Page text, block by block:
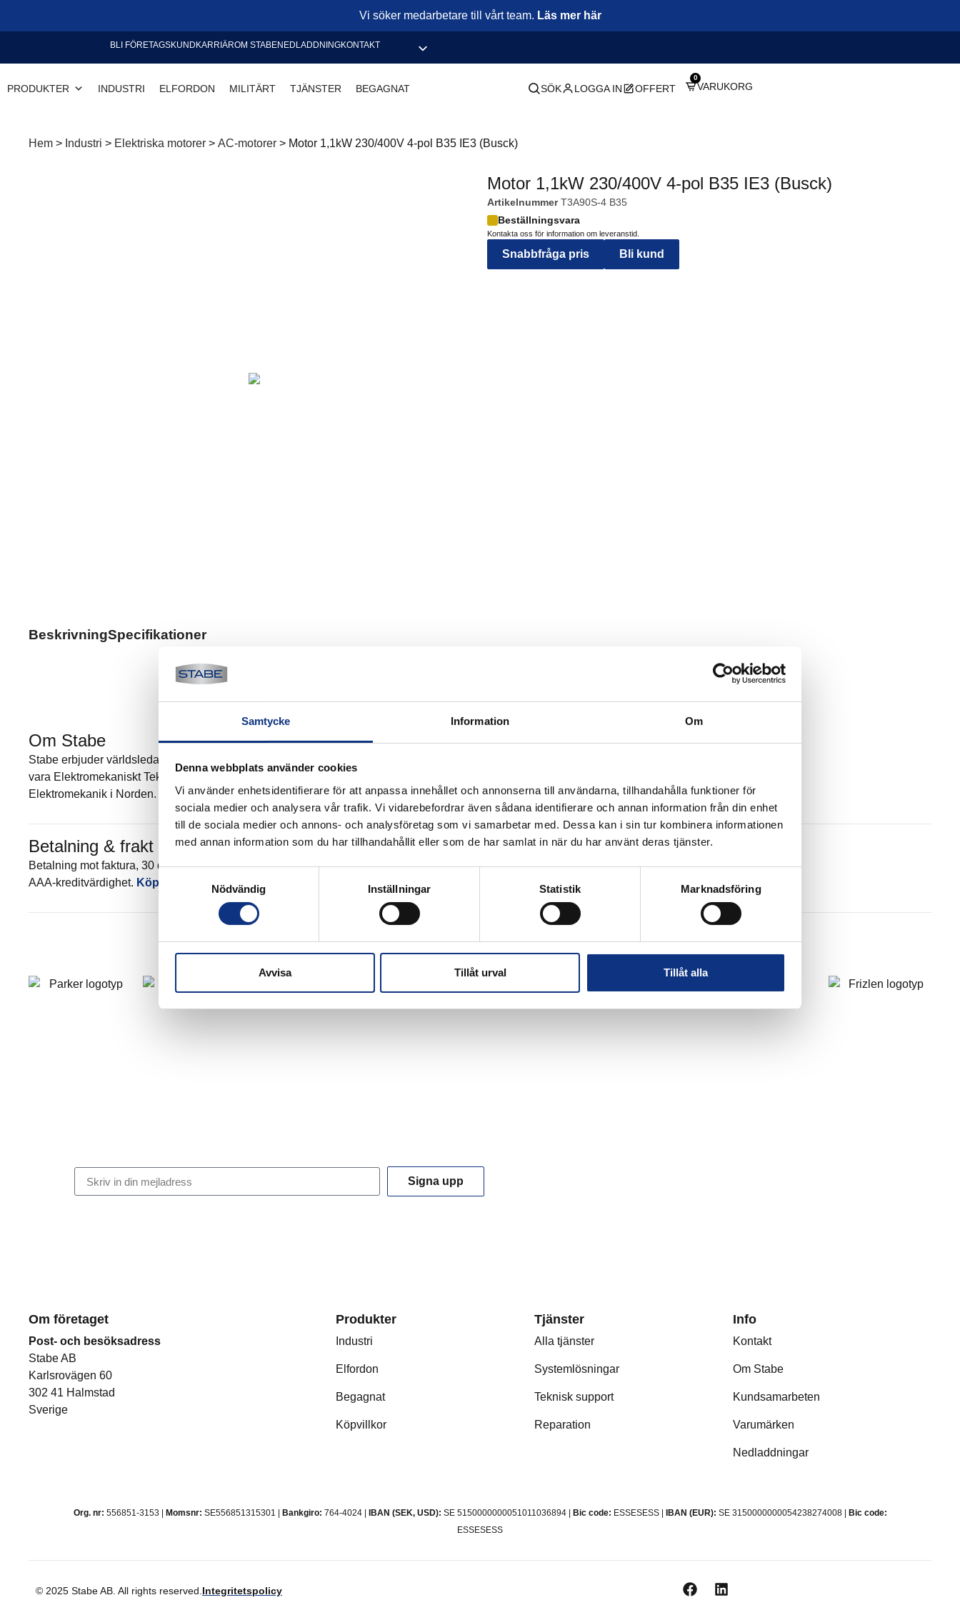
Samtycke Information Om
Denna webbplats använder cookies
Vi använder enhetsidentifierare för att anpassa innehållet och annonserna till användarna, tillhandahålla funktioner för
sociala medier och analysera vår trafik. Vi vidarebefordrar även sådana identifierare och annan information från din enhet
till de sociala medier och annons- och analysföretag som vi samarbetar med. Dessa kan i sin tur kombinera informationen
med annan information som du har tillhandahållit eller som de har samlat in när du har använt deras tjänster.
Nödvändig
Inställningar Statistik Marknadsföring
Avvisa Tillåt urval Tillåt alla
Vi söker medarbetare till vårt team. Läs mer här
BLI FÖRETAGSKUND KARRIÄROM STABENEDLADDNINGKONTAKT
PRODUKTER INDUSTRI ELFORDON MILITÄRT TJÄNSTER BEGAGNAT SÖK LOGGA IN OFFERT VARUKORG
0
Hem > Industri > Elektriska motorer > AC-motorer > Motor 1,1kW 230/400V 4-pol B35 IE3 (Busck)
Motor 1,1kW 230/400V 4-pol B35 IE3 (Busck)
ArtikelnummerT3A90S-4 B35
Beställningsvara
Kontakta oss för information om leveranstid.
Snabbfråga pris Bli kund
BeskrivningSpecifikationer
Om Stabe
Stabe erbjuder världsledande elektromekanik och pneumatik för industriautomation. Vi är stolta att
vara Elektromekaniskt Teknisk Center (EMTC) för Parker Hannifin och certifierad distributör för
Elektromekanik i Norden. Mer om Stabe
Betalning & frakt
Betalning mot faktura, 30 dagar. Fraktkostnad tillkommer. Alla priser visas i SEK. Stabe innehar
AAA-kreditvärdighet. Köpvillkor
Signa upp
Om företaget
Post- och besöksadress
Stabe AB
Karlsrovägen 60
302 41 Halmstad
Sverige
Produkter
Industri
Elfordon
Begagnat
Köpvillkor
Tjänster
Alla tjänster
Systemlösningar
Teknisk support
Reparation
Info
Kontakt
Om Stabe
Kundsamarbeten
Varumärken
Nedladdningar
Org. nr: 556851-3153 | Momsnr: SE556851315301 | Bankgiro: 764-4024 | IBAN (SEK, USD): SE 5150000000051011036894 | Bic code: ESSESESS | IBAN (EUR): SE 3150000000054238274008 | Bic code:
ESSESESS
© 2025 Stabe AB. All rights reserved. Integritetspolicy